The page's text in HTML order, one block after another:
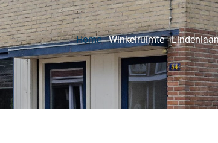
Home-Winkelruimte-